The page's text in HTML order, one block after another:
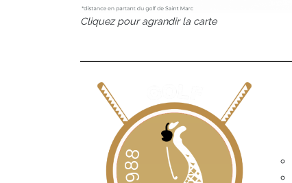
Cliquez pour agrandir la carte